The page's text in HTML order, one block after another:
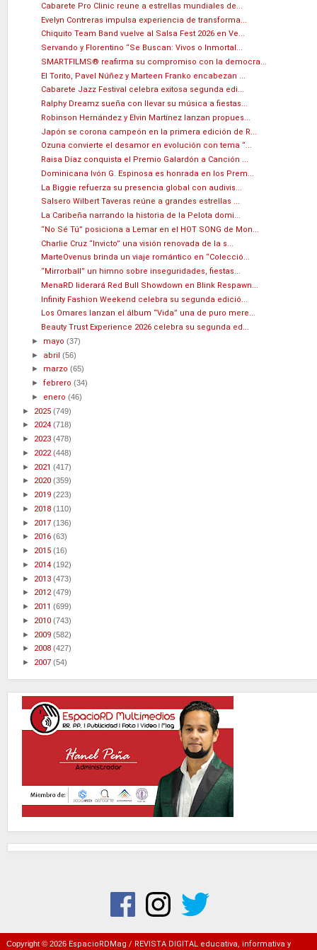
Cabarete Pro Clinic reune a estrellas mundiales de...
Evelyn Contreras impulsa experiencia de transforma...
Chiquito Team Band vuelve al Salsa Fest 2026 en Ve...
Servando y Florentino “Se Buscan: Vivos o Inmortal...
SMARTFILMS®️ reafirma su compromiso con la democra...
El Torito, Pavel Núñez y Marteen Franko encabezan ...
Cabarete Jazz Festival celebra exitosa segunda edi...
Ralphy Dreamz sueña con llevar su música a fiestas...
Robinson Hernández y Elvin Martínez lanzan propues...
Japón se corona campeón en la primera edición de R...
Ozuna convierte el desamor en evolución con tema “...
Raisa Díaz conquista el Premio Galardón a Canción ...
Dominicana Ivón G. Espinosa es honrada en los Prem...
La Biggie refuerza su presencia global con audivis...
Salsero Wilbert Taveras reúne a grandes estrellas ...
La Caribeña narrando la historia de la Pelota domi...
“No Sé Tú” posiciona a Lemar en el HOT SONG de Mon...
Charlie Cruz “Invicto” una visión renovada de la s...
MarteOvenus brinda un viaje romántico en “Colecció...
“Mirrorball” un himno sobre inseguridades, fiestas...
MenaRD liderará Red Bull Showdown en Blink Respawn...
Infinity Fashion Weekend celebra su segunda edició...
Los Omares lanzan el álbum “Vida” una de puro mere...
Beauty Trust Experience 2026 celebra su segunda ed...
► mayo(37)
► abril(56)
► marzo(65)
►febrero(34)
► enero(46)
► 2025 (749)
► 2024 (718)
► 2023 (478)
► 2022(448)
► 2021 (417)
► 2020 (359)
► 2019 (223)
► 2018 (110)
► 2017 (136)
► 2016 (63)
► 2015 (16)
► 2014 (192)
► 2013 (473)
► 2012(479)
► 2011 (699)
► 2010 (743)
► 2009 (582)
► 2008 (427)
► 2007 (54)
Copyright © 2026 EspacioRDMag / REVISTA DIGITAL educativa, informativa y